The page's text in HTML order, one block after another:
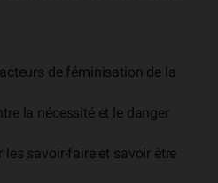
de féminisation de la
la nécessité et le danger
les savoir-faire et savoir être